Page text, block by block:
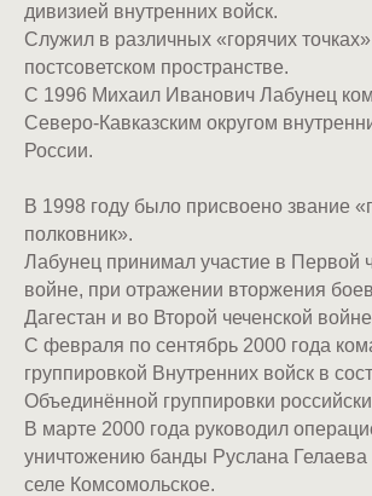
дивизией внутренних войск.
Служил в различных «горячих
постсоветском пространстве.
С 1996 Михаил Иванович Лабунец
Северо-Кавказским округом
России.
В 1998 году было присвоено звание
полковник».
Лабунец принимал участие в Первой
войне, при отражении вторжения
Дагестан и во Второй чеченской
С февраля по сентябрь 2000 года
группировкой Внутренних войск в
Объединённой группировки
В марте 2000 года руководил
уничтожению банды Руслана Гелаева
селе Комсомольское.